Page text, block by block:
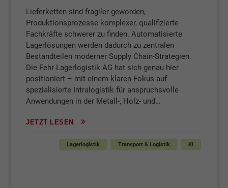
Lieferketten sind fragiler geworden,
Produktionsprozesse komplexer, qualifizierte
Fachkräfte schwerer zu finden. Automatisierte
Lagerlösungen werden dadurch zu zentralen
Bestandteilen moderner Supply Chain-Strategien.
Die Fehr Lagerlogistik AG hat sich genau hier
positioniert – mit einem klaren Fokus auf
spezialisierte Intralogistik für anspruchsvolle
Anwendungen in der Metall-, Holz- und…
JETZT LESEN
Lagerlogistik Transport & Logistik KI